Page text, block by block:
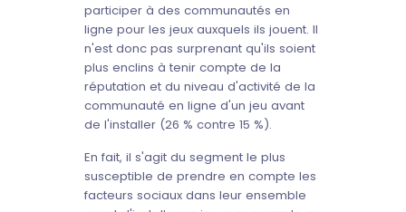
participer à des communautés en
ligne pour les jeux auxquels ils jouent. Il
n'est donc pas surprenant qu'ils soient
plus enclins à tenir compte de la
réputation et du niveau d'activité de la
communauté en ligne d'un jeu avant
de l'installer (26 % contre 15 %).
En fait, il s'agit du segment le plus
susceptible de prendre en compte les
facteurs sociaux dans leur ensemble